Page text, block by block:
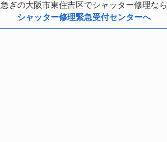
急ぎの大阪市東住吉区でシャッター修理なら
シャッター修理緊急受付センターへ